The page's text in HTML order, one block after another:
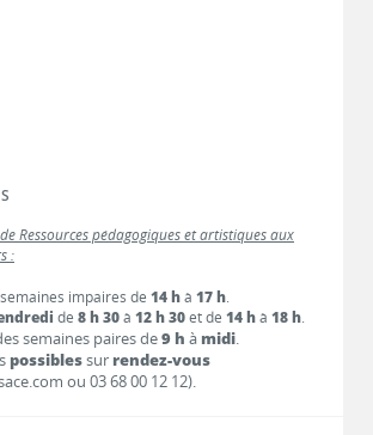
Ressources pédagogiques et artistiques aux
:
impaires de 14 hà 17 h.
de 8 h 30à 12 h 30et de 14 hà 18 h.
semaines paires de9 h à midi.
possiblessur rendez-vous
ou 03 68 00 12 12).